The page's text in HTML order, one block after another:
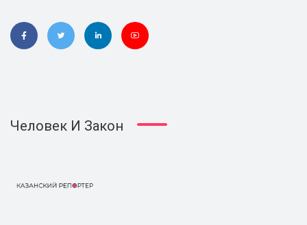
Человек И Закон